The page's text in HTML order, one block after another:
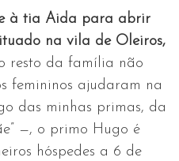
à tia Aida para abrir
na vila de Oleiros,
resto da família não
femininos ajudaram na
das minhas primas, da
—, o primo Hugo é
hóspedes a 6 de